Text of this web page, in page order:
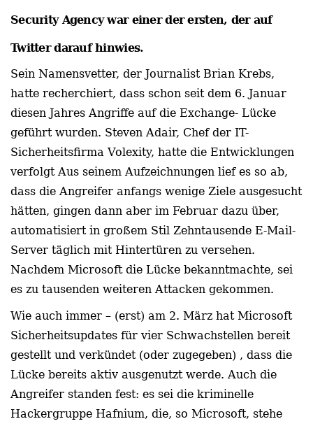
Security Agency war einer der ersten, der auf
Twitter darauf hinwies.
Sein Namensvetter, der Journalist Brian Krebs,
hatte recherchiert, dass schon seit dem 6. Januar
diesen Jahres Angriffe auf die Exchange- Lücke
geführt wurden. Steven Adair, Chef der IT-
Sicherheitsfirma Volexity, hatte die Entwicklungen
verfolgt Aus seinem Aufzeichnungen lief es so ab,
dass die Angreifer anfangs wenige Ziele ausgesucht
hätten, gingen dann aber im Februar dazu über,
automatisiert in großem Stil Zehntausende E-Mail-
Server täglich mit Hintertüren zu versehen.
Nachdem Microsoft die Lücke bekanntmachte, sei
es zu tausenden weiteren Attacken gekommen.
Wie auch immer – (erst) am 2. März hat Microsoft
Sicherheitsupdates für vier Schwachstellen bereit
gestellt und verkündet (oder zugegeben) , dass die
Lücke bereits aktiv ausgenutzt werde. Auch die
Angreifer standen fest: es sei die kriminelle
Hackergruppe Hafnium, die, so Microsoft, stehe